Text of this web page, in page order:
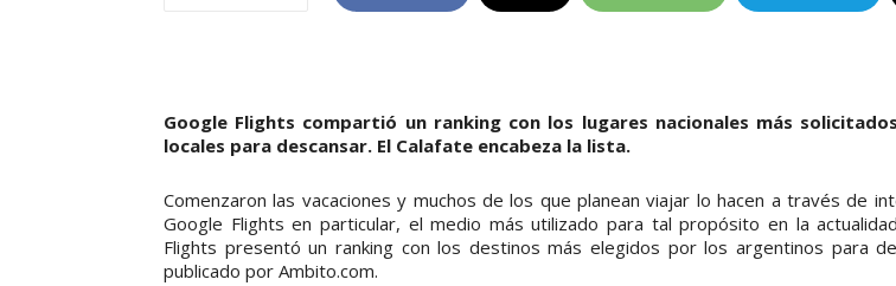
Google Flights compartió un ranking con los lugares nacionales más
locales para descansar. El Calafate encabeza la lista.
Comenzaron las vacaciones y muchos de los que planean viajar lo hacen a través de
Google Flights en particular, el medio más utilizado para tal propósito en la
Flights presentó un ranking con los destinos más elegidos por los argentinos para
publicado por Ambito.com.